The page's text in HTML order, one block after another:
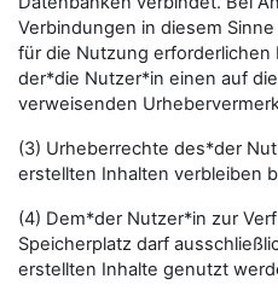
Verbindungen in diesem
für die Nutzung erforderlichen
der*die Nutzer*in einen auf
verweisenden
(3) Urheberrechte des*der
erstellten Inhalten verbleiben
(4) Dem*der Nutzer*in zur
Speicherplatz darf
erstellten Inhalte genutzt